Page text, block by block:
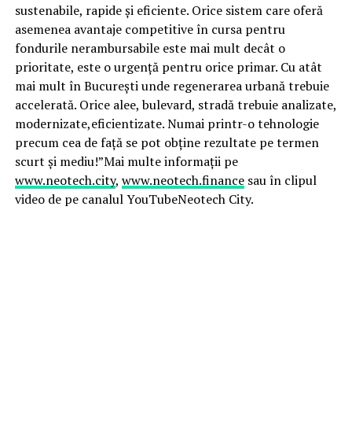
sustenabile, rapide și eficiente. Orice sistem care oferă
asemenea avantaje competitive în cursa pentru
fondurile nerambursabile este mai mult decât o
prioritate, este o urgență pentru orice primar. Cu atât
mai mult în București unde regenerarea urbană trebuie
accelerată. Orice alee, bulevard, stradă trebuie analizate,
modernizate,eficientizate. Numai printr-o tehnologie
precum cea de față se pot obține rezultate pe termen
scurt și mediu!”Mai multe informații pe
www.neotech.city, www.neotech.financesau în clipul
video de pe canalul YouTubeNeotech City.